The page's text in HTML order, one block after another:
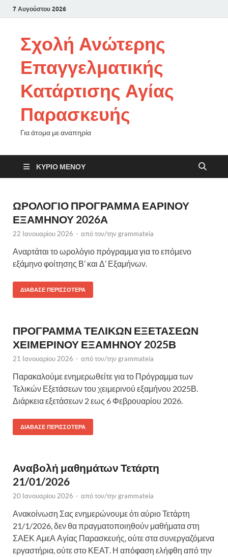
7 Αυγούστου 2026
Σχολή Ανώτερης
Επαγγελματικής
Κατάρτισης Αγίας
Παρασκευής
Για άτομα με αναπηρία
ΚΎΡΙΟ ΜΕΝΟΎ
ΩΡΟΛΟΓΙΟ ΠΡΟΓΡΑΜΜΑ ΕΑΡΙΝΟΥ
ΕΞΑΜΗΝΟΥ 2026Α
22 Ιανουαρίου 2026 - από τον/την grammateia
Αναρτάται το ωρολόγιο πρόγραμμα για το επόμενο
εξάμηνο φοίτησης Β’ και Δ’ Εξαμήνων.
ΔΙΆΒΑΣΕ ΠΕΡΙΣΣΌΤΕΡΑ
ΠΡΟΓΡΑΜΜΑ ΤΕΛΙΚΩΝ ΕΞΕΤΑΣΕΩΝ
ΧΕΙΜΕΡΙΝΟΥ ΕΞΑΜΗΝΟΥ 2025Β
21 Ιανουαρίου 2026 - από τον/την grammateia
Παρακαλούμε ενημερωθείτε για το Πρόγραμμα των
Τελικών Εξετάσεων του χειμερινού εξαμήνου 2025Β.
Διάρκεια εξετάσεων 2 εως 6 Φεβρουαρίου 2026.
ΔΙΆΒΑΣΕ ΠΕΡΙΣΣΌΤΕΡΑ
Αναβολή μαθημάτων Τετάρτη
21/01/2026
20 Ιανουαρίου 2026 - από τον/την grammateia
Ανακοίνωση Σας ενημερώνουμε ότι αύριο Τετάρτη
21/1/2026, δεν θα πραγματοποιηθούν μαθήματα στη
ΣΑΕΚ ΑμεΑ Αγίας Παρασκευής, ούτε στα συνεργαζόμενα
εργαστήρια, ούτε στο ΚΕΑΤ. Η απόφαση ελήφθη από την